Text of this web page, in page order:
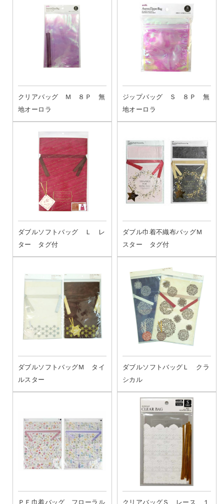
クリアバッグ Ｍ ８Ｐ 無
地オーロラ
ジップバッグ Ｓ ８Ｐ 無
地オーロラ
ダブルソフトバッグ Ｌ レ
ター タグ付
ダブル巾着不織布バッグＭ
スター タグ付
ダブルソフトバッグＭ タイ
ルスター
ダブルソフトバッグＬ クラ
シカル